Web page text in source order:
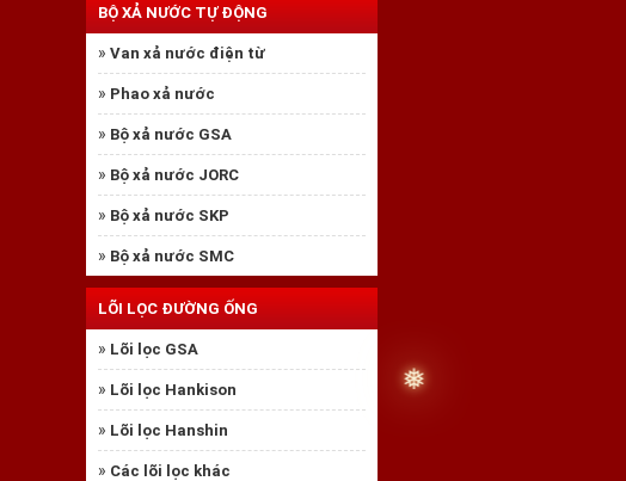
BỘ XẢ NƯỚC TỰ ĐỘNG
» Van xả nước điện từ
» Phao xả nước
» Bộ xả nước GSA
» Bộ xả nước JORC
» Bộ xả nước SKP
» Bộ xả nước SMC
LÕI LỌC ĐƯỜNG ỐNG
» Lõi lọc GSA
» Lõi lọc Hankison
» Lõi lọc Hanshin
» Các lõi lọc khác